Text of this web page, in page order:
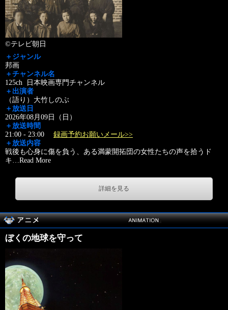
©テレビ朝日
＋ジャンル
邦画
＋チャンネル名
125ch 日本映画専門チャンネル
＋出演者
（語り）大竹しのぶ
＋放送日
2026年08月09日（日）
＋放送時間
21:00 - 23:00 録画予約お願いメール>>
＋放送内容
戦後も心身に傷を負う、ある満蒙開拓団の女性たちの声を拾うド
キ…Read More
詳細を見る
ぼくの地球を守って